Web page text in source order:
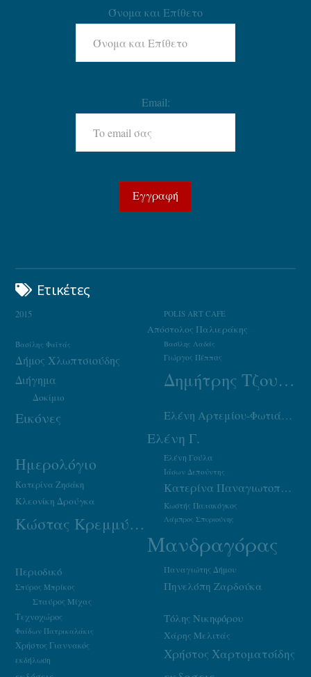
Όνομα και Επίθετο
Email:
Ετικέτες
2015 POLIS ART CAFE
Απόστολος Παλιεράκης
Βασίλης Λαδάς
Βασίλης Φαϊτάς
Γιώργος Πέππας
Δήμος Χλωπτσιούδης
Δημήτρης Τζουμάκας
Διήγημα
Δοκίμιο
Εικόνες Ελένη Αρτεμίου-Φωτιάδου
Ελένη Γ.
Ελένη Γούλα
Ημερολόγιο Ιάσων Δεπούντης
Κατερίνα Ζησάκη Κατερίνα Παναγιωτοπούλου
Κλεονίκη Δρούγκα Κωστής Παπακόγκος
Κώστας Κρεμμύδας Λάμπρος Σπυριούνης
Μανδραγόρας
Παναγιώτης Δήμου
Περιοδικό
Πηνελόπη Ζαρδούκα
Σπύρος Μπρίκος
Σταύρος Μίχας
Τεχνοχώρος
Τόλης Νικηφόρου
Φαίδων Πατρικαλάκις Χάρης Μελιτάς
Χρήστος Γιαννακός
Χρήστος Χαρτοματσίδης
εκδήλωση